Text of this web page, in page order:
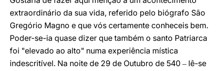
extraordinário da sua vida, referido pelo biógrafo São
Gregório Magno e que vós certamente conheceis bem.
Poder-se-ia quase dizer que também o santo Patriarca
foi "elevado ao alto" numa experiência mística
indescritível. Na noite de 29 de Outubro de 540 – lê-se